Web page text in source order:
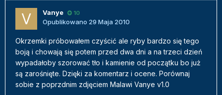
Vanye 10
Opublikowano 29 Maja 2010
Okrzemki próbowałem czyścić ale ryby bardzo się tego
boją i chowają się potem przed dwa dni a na trzeci dzień
wypadałoby szorować tło i kamienie od początku bo już
są zarośnięte. Dzięki za komentarz i ocene. Porównaj
sobie z poprzdnim zdjęciem Malawi Vanye v1.0